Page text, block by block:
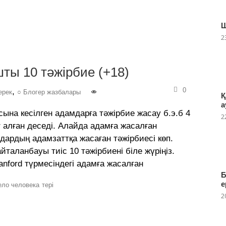
10 тәжірбие (+18)
, ○ Блогер жазбалары 0
кесілген адамдарға тәжірбие жасау б.э.б 4
деседі. Алайда адамға жасалған
адамзаттқа жасаған тәжірбиесі көп.
тиіс 10 тәжірбиені біле жүріңіз.
түрмесіндегі адамға жасалған
человека тері